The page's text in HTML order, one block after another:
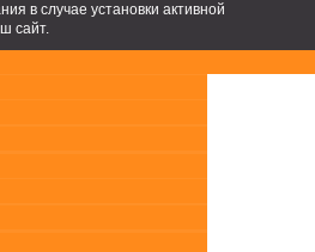
в случае установки активной
сайт.